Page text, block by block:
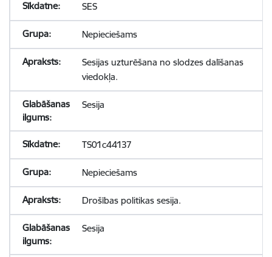
SES
Nepieciešams
Sesijas uzturēšana no slodzes dalīšanas
viedokļa.
Sesija
TS01c44137
Nepieciešams
Drošības politikas sesija.
Sesija